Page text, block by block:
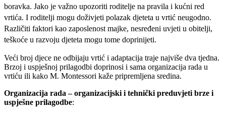
boravka. Jako je važno upozoriti roditelje na pravila i kućni red
vrtića. I roditelji mogu doživjeti polazak djeteta u vrtić neugodno.
Različiti faktori kao zaposlenost majke, nesređeni uvjeti u obitelji,
teškoće u razvoju djeteta mogu tome doprinijeti.
Veći broj djece ne odbijaju vrtić i adaptacija traje najviše dva tjedna.
Brzoj i uspješnoj prilagodbi doprinosi i sama organizacija rada u
vrtiću ili kako M. Montessori kaže pripremljena sredina.
Organizacija rada – organizacijski i tehnički preduvjeti brze i
uspješne prilagodbe: